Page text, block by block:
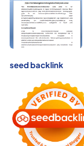
seed backlink